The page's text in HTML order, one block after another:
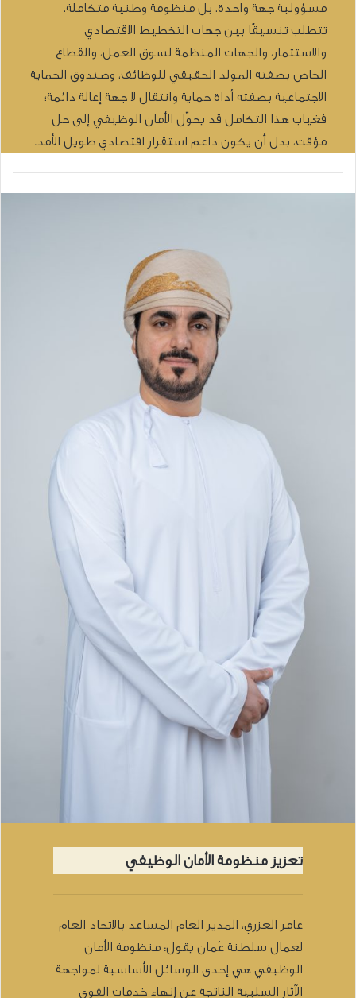
مسؤولية جهة واحدة، بل منظومة وطنية متكاملة،
تتطلب تنسيقًا بين جهات التخطيط الاقتصادي
والاستثمار، والجهات المنظمة لسوق العمل، والقطاع
الخاص بصفته المولد الحقيقي للوظائف، وصندوق الحماية
الاجتماعية بصفته أداة حماية وانتقال لا جهة إعالة دائمة؛
فغياب هذا التكامل قد يحوّل الأمان الوظيفي إلى حل
مؤقت، بدل أن يكون داعم استقرار اقتصادي طويل الأمد.
تعزيز منظومة الأمان الوظيفي
عامر العزري، المدير العام المساعد بالاتحاد العام
لعمال سلطنة عُمان يقول: منظومة الأمان
الوظيفي هي إحدى الوسائل الأساسية لمواجهة
الآثار السلبية الناتجة عن إنهاء خدمات القوى